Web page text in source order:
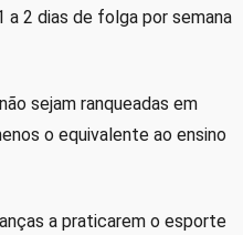
2 dias de folga por semana
sejam ranqueadas em
o equivalente ao ensino
a praticarem o esporte